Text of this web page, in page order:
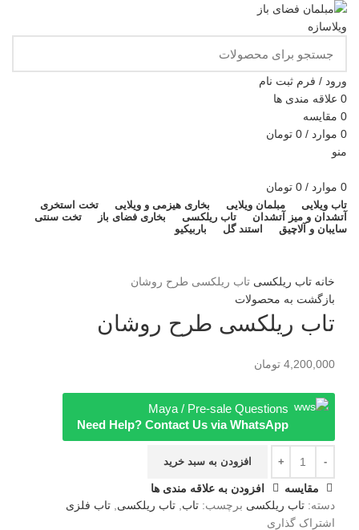
ورود / فرم ثبت نام
0 علاقه مندی ها
0 مقایسه
0 موارد /
0 تومان
منو
0 موارد /
0 تومان
تاب ویلایی مبلمان ویلایی بخاری هیزمی و ویلایی
تخت استخری
آتشدان و میز آتشدان
تاب ریلکسی بخاری فضای باز
تخت سنتی
سایبان و آلاچیق
استند گل باربیکیو
خانه تاب ریلکسی تاب ریلکسی طرح روشان
بازگشت به محصولات
تاب ریلکسی طرح روشان
4,200,000 تومان
Maya / Pre-sale Questions
Need Help? Contact Us via WhatsApp
افزودن به سبد خرید
مقایسه
افزودن به علاقه مندی ها
دسته: تاب ریلکسی برچسب: تاب تاب ریلکسی تاب فلزی
اشتراک گذاری